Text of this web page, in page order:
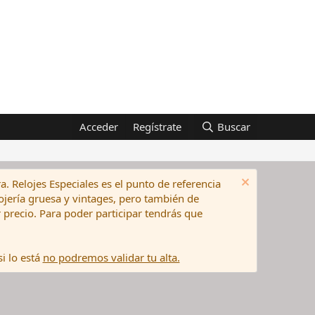
Acceder Regístrate Buscar
Relojes Especiales es el punto de referencia
gruesa y vintages, pero también de
Para poder participar tendrás que
lo está no podremos validar tu alta.